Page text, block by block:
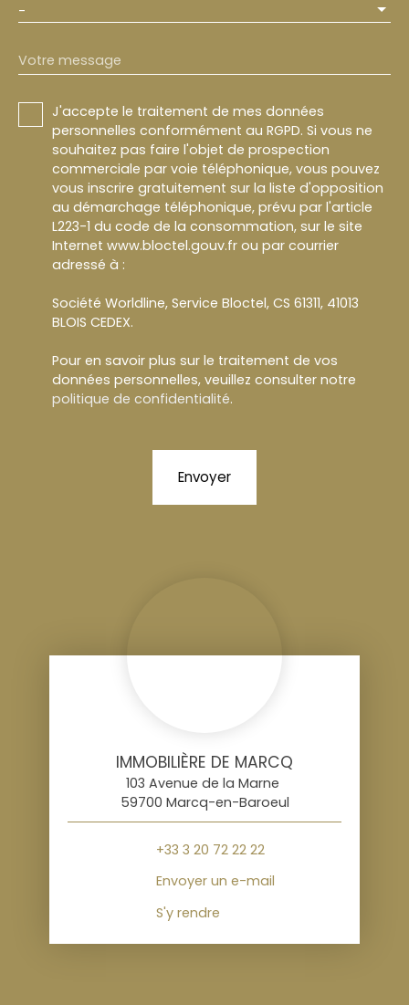
-
Votre message
J'accepte le traitement de mes données
personnelles conformément au RGPD. Si vous ne
souhaitez pas faire l'objet de prospection
commerciale par voie téléphonique, vous pouvez
vous inscrire gratuitement sur la liste d'opposition
au démarchage téléphonique, prévu par l'article
L223-1 du code de la consommation, sur le site
Internet www.bloctel.gouv.fr ou par courrier
adressé à :
Société Worldline, Service Bloctel, CS 61311, 41013
BLOIS CEDEX.
Pour en savoir plus sur le traitement de vos
données personnelles, veuillez consulter notre
politique de confidentialité.
Envoyer
IMMOBILIÈRE DE MARCQ
103 Avenue de la Marne
59700 Marcq-en-Baroeul
+33 3 20 72 22 22
Envoyer un e-mail
S'y rendre